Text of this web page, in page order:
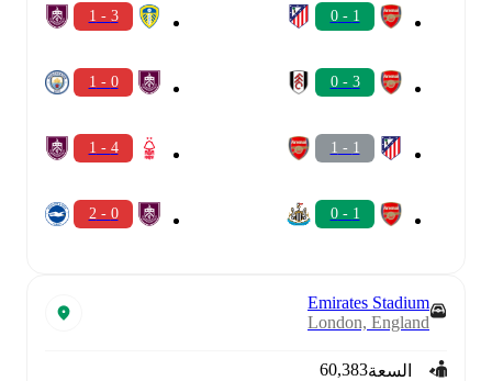
1 - 0
3 - 0
1 - 1
1 - 0
3 - 1
0 - 1
4 - 1
0 - 2
Emirates Stadium
London, England
السعة60,383